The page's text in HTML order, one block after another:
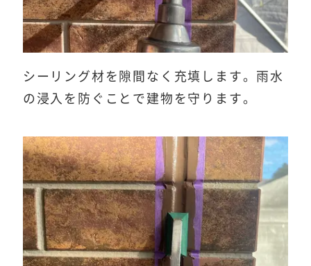
シーリング材を隙間なく充填します。雨水
の浸入を防ぐことで建物を守ります。